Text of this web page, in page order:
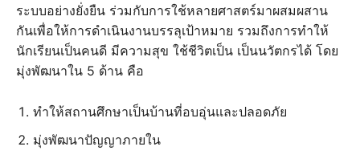
ระบบอย่างยั่งยืน ร่วมกับการใช้หลายศาสตร์มาผสมผสาน
กันเพื่อให้การดำเนินงานบรรลุเป้าหมาย รวมถึงการทำให้
นักเรียนเป็นคนดี มีความสุข ใช้ชีวิตเป็น เป็นนวัตกรได้ โดย
มุ่งพัฒนาใน 5 ด้าน คือ
ทำให้สถานศึกษาเป็นบ้านที่อบอุ่นและปลอดภัย
มุ่งพัฒนาปัญญาภายใน